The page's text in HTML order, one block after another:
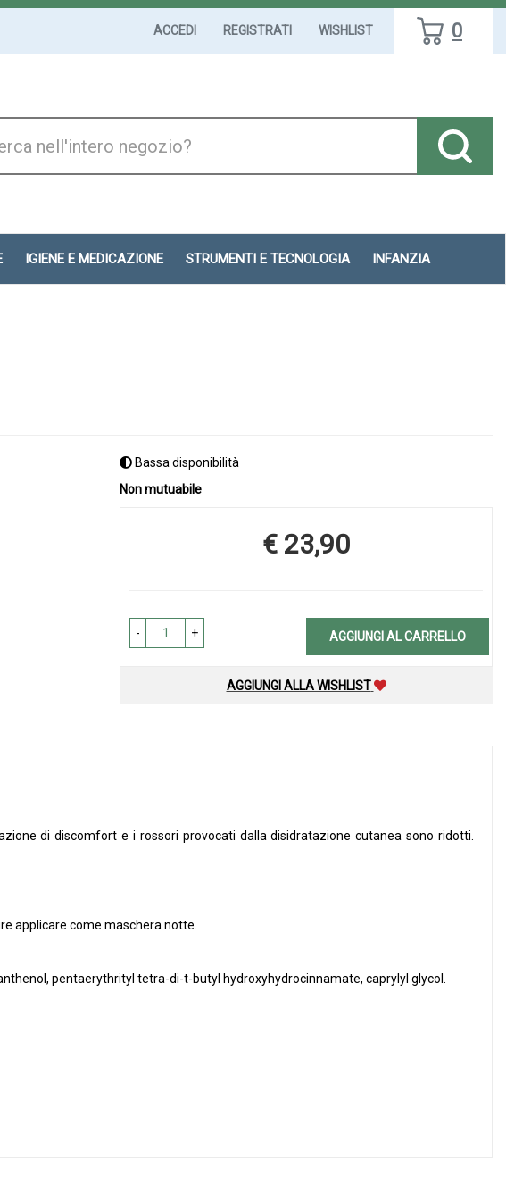
ACCEDI REGISTRATI WISHLIST 0
IGIENE E MEDICAZIONE STRUMENTI E TECNOLOGIA INFANZIA
Bassa disponibilità
Non mutuabile
Prezzo
€ 23,90
- + AGGIUNGI AL CARRELLO
AGGIUNGI ALLA WISHLIST
di discomfort e i rossori provocati dalla disidratazione cutanea sono ridotti.
applicare come maschera notte.
pentaerythrityl tetra-di-t-butyl hydroxyhydrocinnamate, caprylyl glycol.